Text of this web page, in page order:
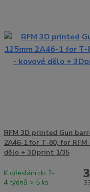
RFM 3D printed Gun
2A46-1 for T-80, for RFM
dělo + 3Dprint 1/35
K odeslání do 2-
4 týdnů > 5 ks